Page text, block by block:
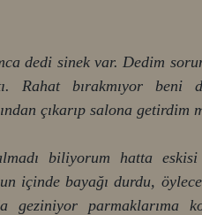
dedi sinek var. Dedim
bırakmıyor beni
çıkarıp salona getirdim
biliyorum hatta eskisi
içinde bayağı durdu,
geziniyor parmaklarıma